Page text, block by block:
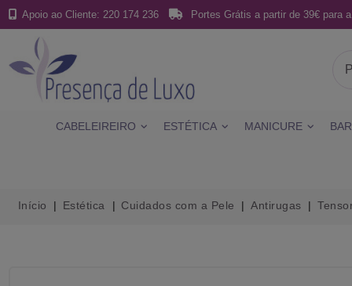
Apoio ao Cliente: 220 174 236 Portes Grátis a partir de 39€ para
CABELEIREIRO ESTÉTICA MANICURE
Início Estética Cuidados com a Pele Antirugas